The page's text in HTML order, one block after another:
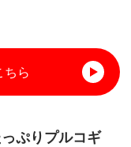
ら
ぷりプルコギ